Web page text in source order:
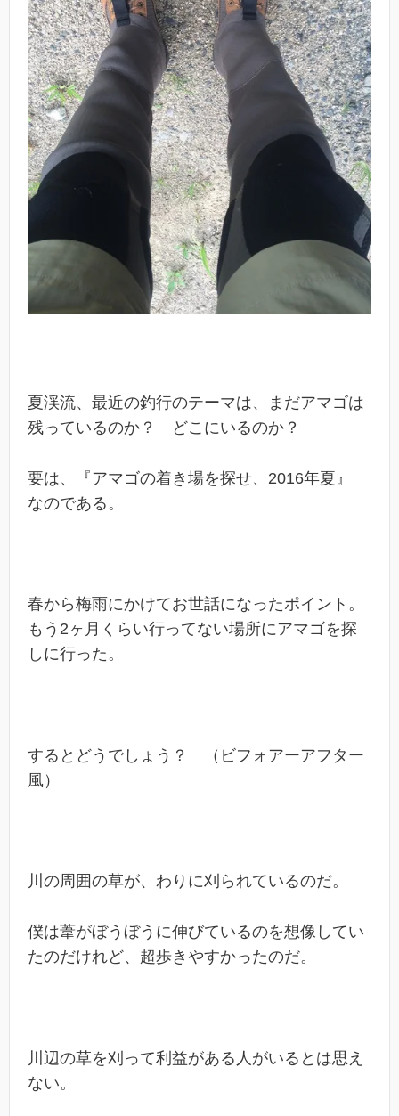
夏渓流、最近の釣行のテーマは、まだアマゴは
残っているのか？ どこにいるのか？
要は、『アマゴの着き場を探せ、2016年夏』
なのである。
春から梅雨にかけてお世話になったポイント。
もう2ヶ月くらい行ってない場所にアマゴを探
しに行った。
するとどうでしょう？ （ビフォアーアフター
風）
川の周囲の草が、わりに刈られているのだ。
僕は葦がぼうぼうに伸びているのを想像してい
たのだけれど、超歩きやすかったのだ。
川辺の草を刈って利益がある人がいるとは思え
ない。